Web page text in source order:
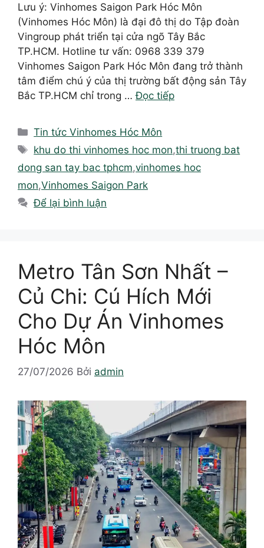
Lưu ý: Vinhomes Saigon Park Hóc Môn
(Vinhomes Hóc Môn) là đại đô thị do Tập đoàn
Vingroup phát triển tại cửa ngõ Tây Bắc
TP.HCM. Hotline tư vấn: 0968 339 379
Vinhomes Saigon Park Hóc Môn đang trở thành
tâm điểm chú ý của thị trường bất động sản Tây
Bắc TP.HCM chỉ trong …Đọc tiếp
Danh
mục
Tin tức Vinhomes Hóc Môn
Thẻ
khu do thi vinhomes hoc mon,thi truong bat
dong san tay bac tphcm,vinhomes hoc
mon,Vinhomes Saigon Park
Để lại bình luận
Metro Tân Sơn Nhất –
Củ Chi: Cú Hích Mới
Cho Dự Án Vinhomes
Hóc Môn
27/07/2026 Bởi admin